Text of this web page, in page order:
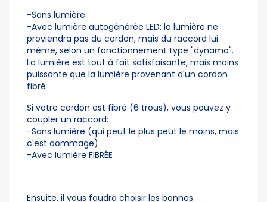
-Sans lumière
-Avec lumière autogénérée LED: la lumière ne
proviendra pas du cordon, mais du raccord lui
même, selon un fonctionnement type "dynamo".
La lumière est tout à fait satisfaisante, mais moins
puissante que la lumière provenant d'un cordon
fibré
Si votre cordon est fibré (6 trous), vous pouvez y
coupler un raccord:
-Sans lumière (qui peut le plus peut le moins, mais
c'est dommage)
-Avec lumière FIBRÉE
Ensuite, il vous faudra choisir les bonnes